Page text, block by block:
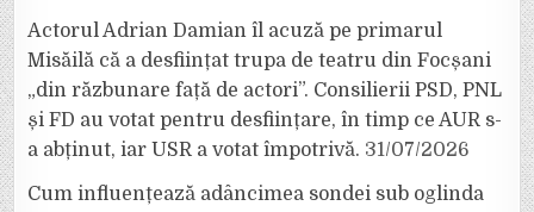
Actorul Adrian Damian îl acuză pe primarul
Misăilă că a desființat trupa de teatru din Focșani
„din răzbunare față de actori”. Consilierii PSD, PNL
și FD au votat pentru desființare, în timp ce AUR s-
a abținut, iar USR a votat împotrivă. 31/07/2026
Cum influențează adâncimea sondei sub oglinda